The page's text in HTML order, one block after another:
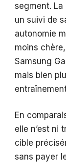
segment. La
un suivi de
autonomie
moins
Samsung
mais bien
En
elle n’est ni
cible
sans payer